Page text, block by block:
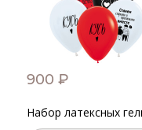
900 ₽
Набор латексных